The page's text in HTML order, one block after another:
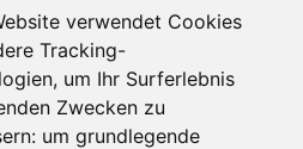
verwendet Cookies
Tracking-
um Ihr Surferlebnis
Zwecken zu
um grundlegende